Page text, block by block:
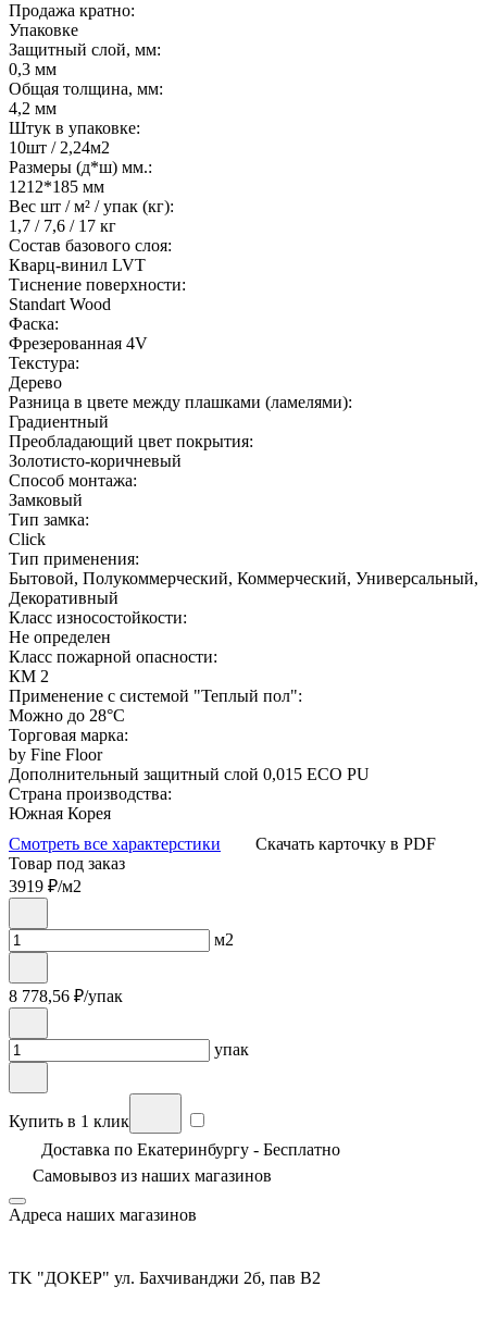
Продажа кратно:
Упаковке
Защитный слой, мм:
0,3 мм
Общая толщина, мм:
4,2 мм
Штук в упаковке:
10шт / 2,24м2
Размеры (д*ш) мм.:
1212*185 мм
Вес шт / м² / упак (кг):
1,7 / 7,6 / 17 кг
Состав базового слоя:
Кварц-винил LVT
Тиснение поверхности:
Standart Wood
Фаска:
Фрезерованная 4V
Текстура:
Дерево
Разница в цвете между плашками (ламелями):
Градиентный
Преобладающий цвет покрытия:
Золотисто-коричневый
Способ монтажа:
Замковый
Тип замка:
Click
Тип применения:
Бытовой, Полукоммерческий, Коммерческий, Универсальный,
Декоративный
Класс износостойкости:
Не определен
Класс пожарной опасности:
КМ 2
Применение с системой "Теплый пол":
Можно до 28°С
Торговая марка:
by Fine Floor
Дополнительный защитный слой 0,015 ECO PU
Страна производства:
Южная Корея
Смотреть все характерстики
Скачать карточку в PDF
Товар под заказ
3919 ₽/м2
м2
8 778,56 ₽/упак
упак
Купить в 1 клик
Доставка по Екатеринбургу - Бесплатно
Самовывоз из наших магазинов
Адреса наших магазинов
TK "ДОКЕР" ул. Бахчиванджи 2б, пав В2